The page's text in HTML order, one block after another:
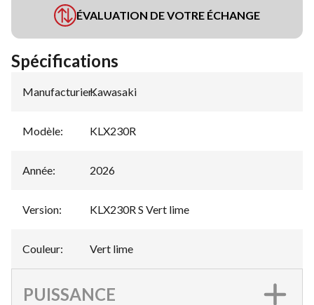
ÉVALUATION DE VOTRE ÉCHANGE
Spécifications
Manufacturier:
Kawasaki
Modèle: KLX230R
Année: 2026
Version: KLX230R S Vert lime
Couleur: Vert lime
PUISSANCE